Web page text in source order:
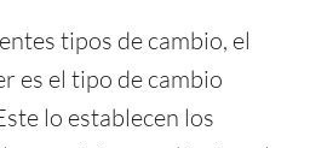
tipos de cambio, el
es el tipo de cambio
lo establecen los